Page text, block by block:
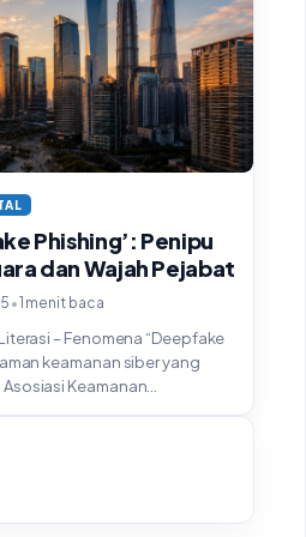
Phishing’: Penipu
dan Wajah Pejabat
•1 menit baca
– Fenomena “Deepfake
keamanan siber yang
Keamanan...